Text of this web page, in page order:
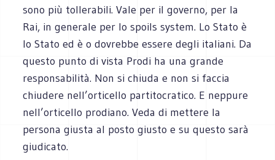
sono più tollerabili. Vale per il governo, per la
Rai, in generale per lo spoils system. Lo Stato è
lo Stato ed è o dovrebbe essere degli italiani. Da
questo punto di vista Prodi ha una grande
responsabilità. Non si chiuda e non si faccia
chiudere nell’orticello partitocratico. E neppure
nell’orticello prodiano. Veda di mettere la
persona giusta al posto giusto e su questo sarà
giudicato.